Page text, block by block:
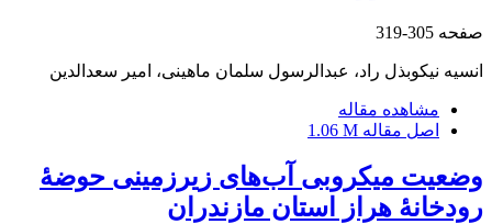
صفحه 305-319
انسیه نیکوبذل راد، عبدالرسول سلمان ماهینی، امیر سعدالدین
مشاهده مقاله
اصل مقاله 1.06 M
وضعیت میکروبی آب‏‌های زیر‌زمینی حوضۀ
رودخانۀ هراز استان مازندران